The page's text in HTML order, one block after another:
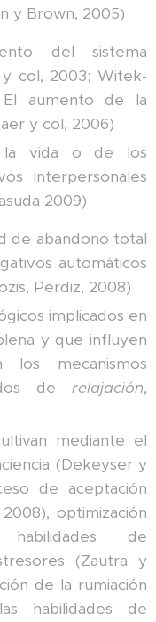
y Brown, 2005)
del sistema
y col, 2003; Witek-
aumento de la
y col, 2006)
la vida o de los
interpersonales
2009)
de abandono total
automáticos
Perdiz, 2008)
implicados en
y que influyen
mecanismos
de relajación,
mediante el
(Dekeyser y
de aceptación
optimización
de
(Zautra y
de la rumiación
habilidades de